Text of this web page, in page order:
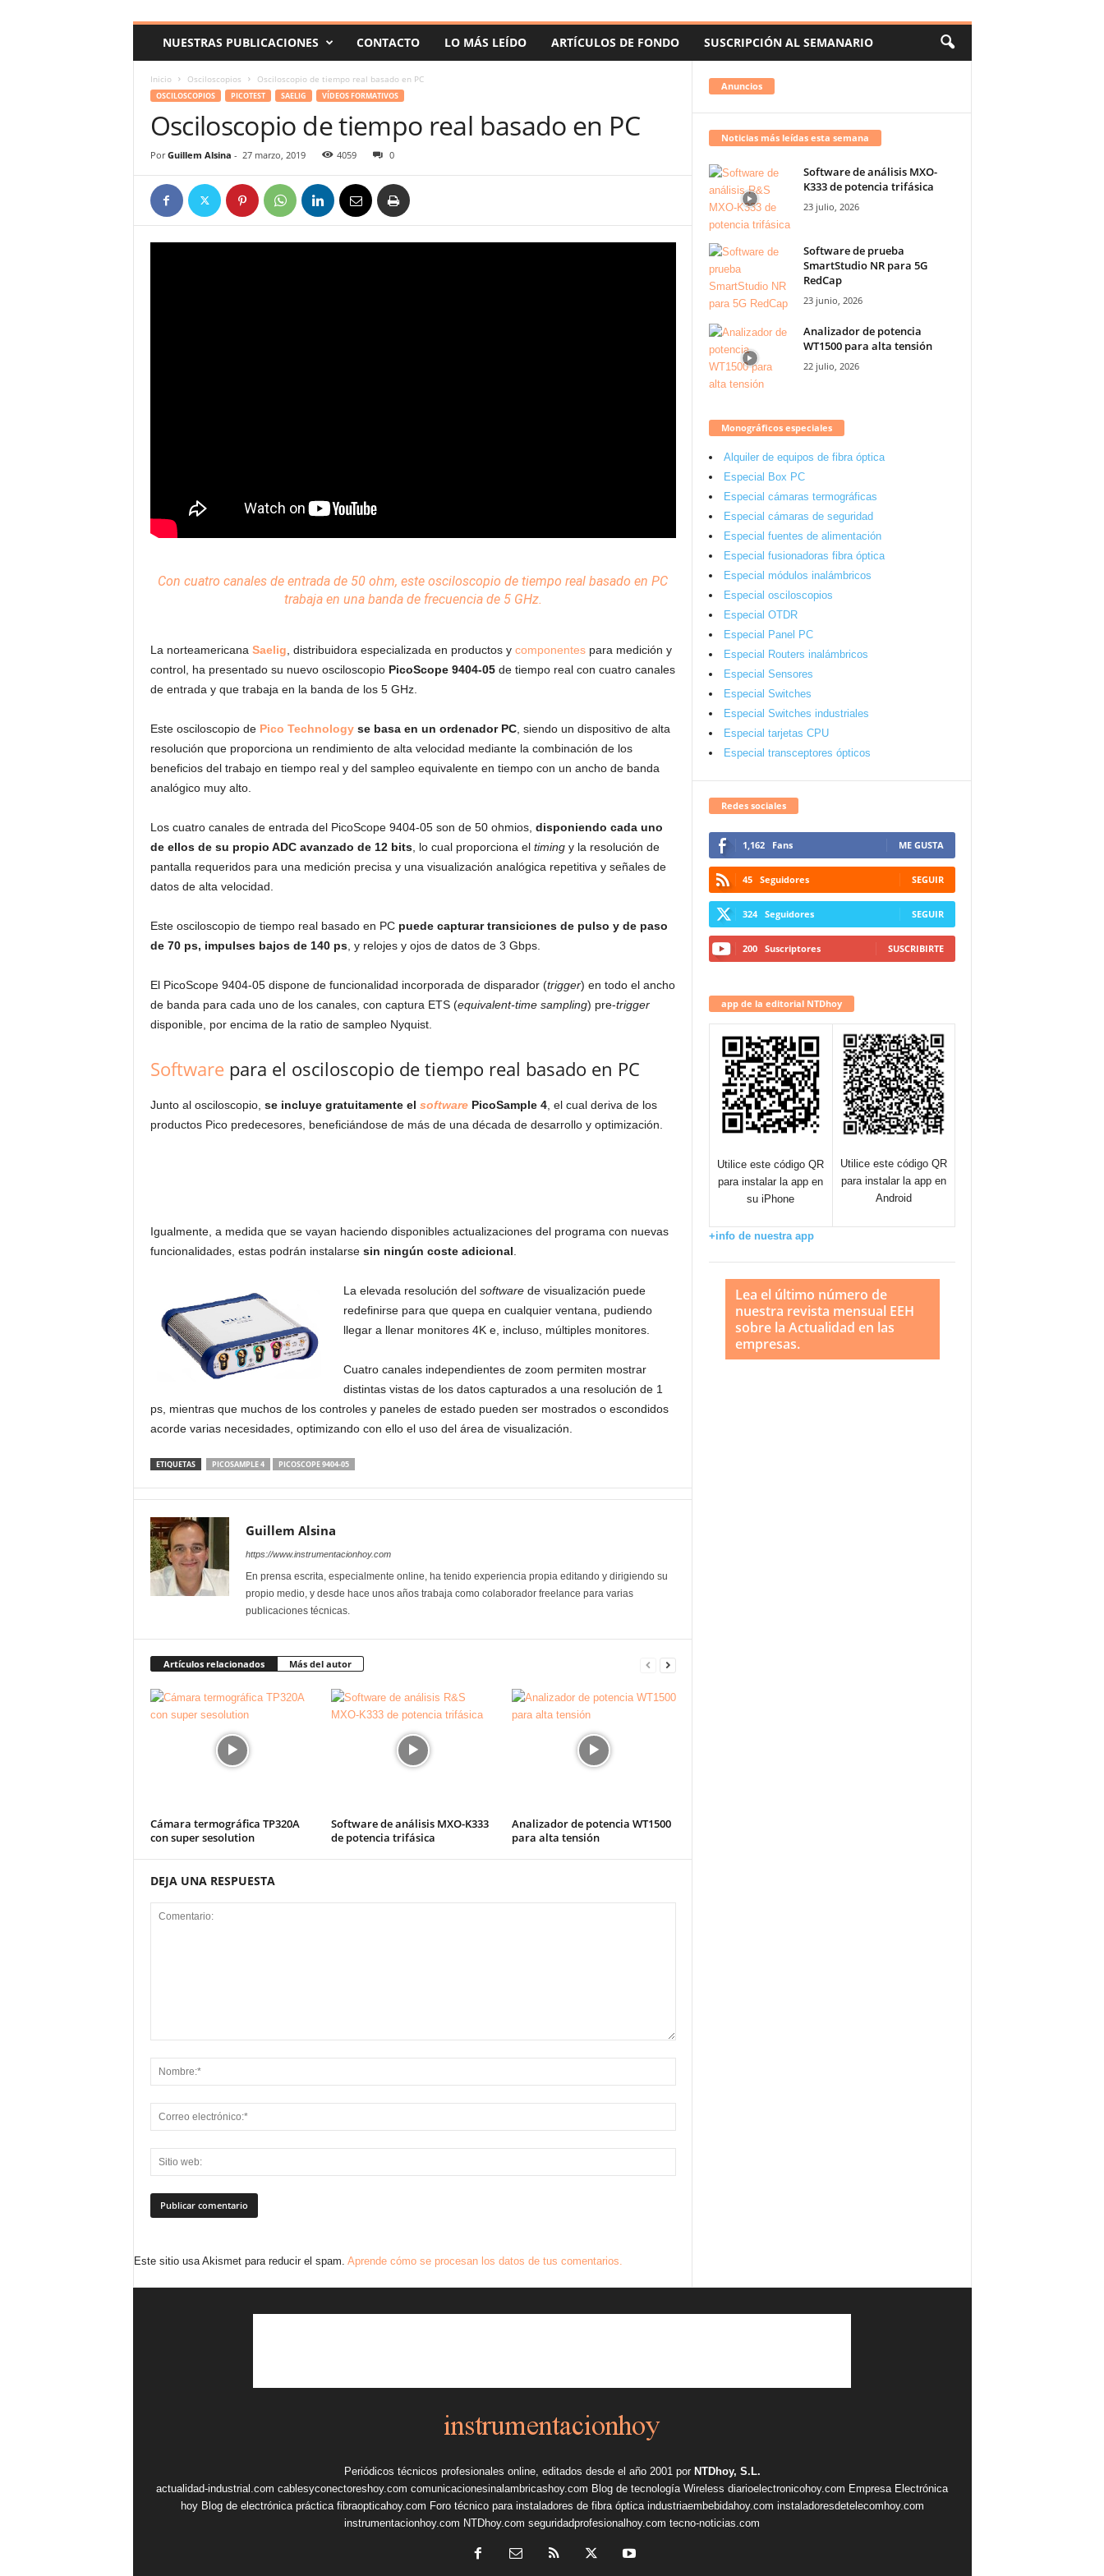
o
NUESTRAS PUBLICACIONES CONTACTO LO MÁS LEÍDO ARTÍCULOS DE FONDO SUSCRIPCIÓN AL SEMANARIO
Inicio Osciloscopios Osciloscopio de tiempo real basado en PC
OSCILOSCOPIOS PICOTEST SAELIG VÍDEOS FORMATIVOS
Osciloscopio de tiempo real basado en PC
Por Guillem Alsina - 27 marzo, 2019 4059 0
Con cuatro canales de entrada de 50 ohm, este osciloscopio de tiempo real basado en PC
trabaja en una banda de frecuencia de 5 GHz.
La norteamericana Saelig , distribuidora especializada en productos y componentespara medición y
control, ha presentado su nuevo osciloscopio PicoScope 9404-05de tiempo real con cuatro canales
de entrada y que trabaja en la banda de los 5 GHz.
Este osciloscopio de Pico Technology se basa en un ordenador PC, siendo un dispositivo de alta
resolución que proporciona un rendimiento de alta velocidad mediante la combinación de los
beneficios del trabajo en tiempo real y del sampleo equivalente en tiempo con un ancho de banda
analógico muy alto.
Los cuatro canales de entrada del PicoScope 9404-05 son de 50 ohmios, disponiendo cada uno
de ellos de su propio ADC avanzado de 12 bits, lo cual proporciona el timingy la resolución de
pantalla requeridos para una medición precisa y una visualización analógica repetitiva y señales de
datos de alta velocidad.
Este osciloscopio de tiempo real basado en PC puede capturar transiciones de pulso y de paso
de 70 ps, impulses bajos de 140 ps, y relojes y ojos de datos de 3 Gbps.
El PicoScope 9404-05 dispone de funcionalidad incorporada de disparador (trigger) en todo el ancho
de banda para cada uno de los canales, con captura ETS (equivalent-time sampling) pre-trigger
disponible, por encima de la ratio de sampleo Nyquist.
Softwarepara el osciloscopio de tiempo real basado en PC
Junto al osciloscopio, se incluye gratuitamente el softwarePicoSample 4, el cual deriva de los
productos Pico predecesores, beneficiándose de más de una década de desarrollo y optimización.
Igualmente, a medida que se vayan haciendo disponibles actualizaciones del programa con nuevas
funcionalidades, estas podrán instalarse sin ningún coste adicional
La elevada resolución del softwarede visualización puede
redefinirse para que quepa en cualquier ventana, pudiendo
llegar a llenar monitores 4K e, incluso, múltiples monitores.
Cuatro canales independientes de zoom permiten mostrar
distintas vistas de los datos capturados a una resolución de 1
ps, mientras que muchos de los controles y paneles de estado pueden ser mostrados o escondidos
acorde varias necesidades, optimizando con ello el uso del área de visualización.
ETIQUETAS PICOSAMPLE 4 PICOSCOPE 9404-05
Guillem Alsina
https://www.instrumentacionhoy.com
En prensa escrita, especialmente online, ha tenido experiencia propia editando y dirigiendo su
propio medio, y desde hace unos años trabaja como colaborador freelance para varias
publicaciones técnicas.
Artículos relacionados Más del autor
Cámara termográfica TP320A
con super sesolution
Software de análisis MXO-K333
de potencia trifásica
Analizador de potencia WT1500
para alta tensión
DEJA UNA RESPUESTA
Este sitio usa Akismet para reducir el spam. Aprende cómo se procesan los datos de tus comentarios.
Anuncios
Noticias más leídas esta semana
Software de análisis MXO-
K333 de potencia trifásica
23 julio, 2026
Software de prueba
SmartStudio NR para 5G
RedCap
23 junio, 2026
Analizador de potencia
WT1500 para alta tensión
22 julio, 2026
Monográficos especiales
Alquiler de equipos de fibra óptica
Especial Box PC
Especial cámaras termográficas
Especial cámaras de seguridad
Especial fuentes de alimentación
Especial fusionadoras fibra óptica
Especial módulos inalámbricos
Especial osciloscopios
Especial OTDR
Especial Panel PC
Especial Routers inalámbricos
Especial Sensores
Especial Switches
Especial Switches industriales
Especial tarjetas CPU
Especial transceptores ópticos
Redes sociales
1,162 Fans ME GUSTA
45 Seguidores SEGUIR
324 Seguidores SEGUIR
200 Suscriptores SUSCRIBIRTE
app de la editorial NTDhoy
Utilice este código QR
para instalar la app en
su iPhone
Utilice este código QR
para instalar la app en
Android
+info de nuestra app
Lea el último número de
nuestra revista mensual EEH
sobre la Actualidad en las
empresas.
Periódicos técnicos profesionales online, editados desde el año 2001 por NTDhoy, S.L.
actualidad-industrial.com cablesyconectoreshoy.com comunicacionesinalambricashoy.com Blog de tecnología Wireless diarioelectronicohoy.com Empresa Electrónica
hoy Blog de electrónica práctica fibraopticahoy.com Foro técnico para instaladores de fibra óptica industriaembebidahoy.com instaladoresdetelecomhoy.com
instrumentacionhoy.com NTDhoy.com seguridadprofesionalhoy.com tecno-noticias.com